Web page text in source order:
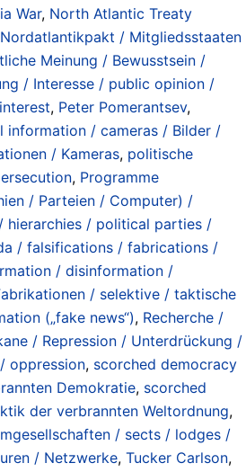
War, North Atlantic Treaty
/ Mitgliedsstaaten
Meinung / Bewusstsein /
/ Interesse / public opinion /
, Peter Pomerantsev,
information / cameras / Bilder /
/ Kameras, politische
, Programme
/ Parteien / Computer) /
hierarchies / political parties /
/ falsifications / fabrications /
/ disinformation /
/ selektive / taktische
(„fake news“), Recherche /
/ Repression / Unterdrückung /
oppression, scorched democracy
Demokratie, scorched
der verbrannten Weltordnung,
/ sects / lodges /
/ Netzwerke, Tucker Carlson,